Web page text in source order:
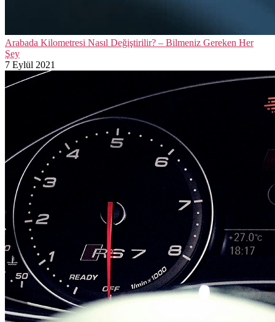
Arabada Kilometresi Nasıl Değiştirilir? – Bilmeniz Gereken Her
Şey
7 Eylül 2021